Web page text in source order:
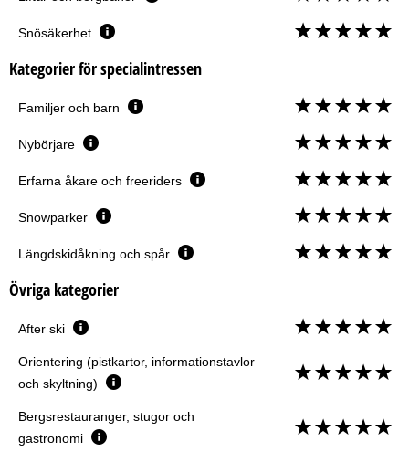
Snösäkerhet
Kategorier för specialintressen
Familjer och barn
Nybörjare
Erfarna åkare och freeriders
Snowparker
Längdskidåkning och spår
Övriga kategorier
After ski
Orientering (pistkartor, informationstavlor
och skyltning)
Bergsrestauranger, stugor och
gastronomi